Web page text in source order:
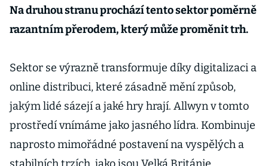
fondu
vstoupily
další
é rodiny
Na druhou stranu prochází tento sektor poměrně
razantním přerodem, který může proměnit trh.
Sektor se výrazně transformuje díky digitalizaci a
online distribuci, které zásadně mění způsob,
jakým lidé sázejí a jaké hry hrají. Allwyn v tomto
prostředí vnímáme jako jasného lídra. Kombinuje
naprosto mimořádné postavení na vyspělých a